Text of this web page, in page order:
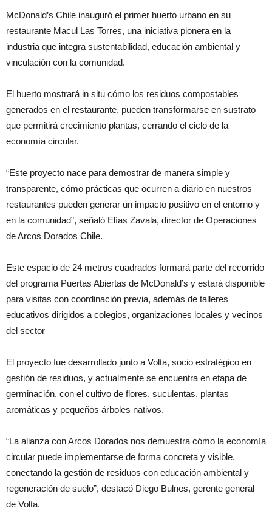
McDonald’s Chile inauguró el primer huerto urbano en su
restaurante Macul Las Torres, una iniciativa pionera en la
industria que integra sustentabilidad, educación ambiental y
vinculación con la comunidad.
El huerto mostrará in situ cómo los residuos compostables
generados en el restaurante, pueden transformarse en sustrato
que permitirá crecimiento plantas, cerrando el ciclo de la
economía circular.
“Este proyecto nace para demostrar de manera simple y
transparente, cómo prácticas que ocurren a diario en nuestros
restaurantes pueden generar un impacto positivo en el entorno y
en la comunidad”, señaló Elías Zavala, director de Operaciones
de Arcos Dorados Chile.
Este espacio de 24 metros cuadrados formará parte del recorrido
del programa Puertas Abiertas de McDonald’s y estará disponible
para visitas con coordinación previa, además de talleres
educativos dirigidos a colegios, organizaciones locales y vecinos
del sector
El proyecto fue desarrollado junto a Volta, socio estratégico en
gestión de residuos, y actualmente se encuentra en etapa de
germinación, con el cultivo de flores, suculentas, plantas
aromáticas y pequeños árboles nativos.
“La alianza con Arcos Dorados nos demuestra cómo la economía
circular puede implementarse de forma concreta y visible,
conectando la gestión de residuos con educación ambiental y
regeneración de suelo”, destacó Diego Bulnes, gerente general
de Volta.